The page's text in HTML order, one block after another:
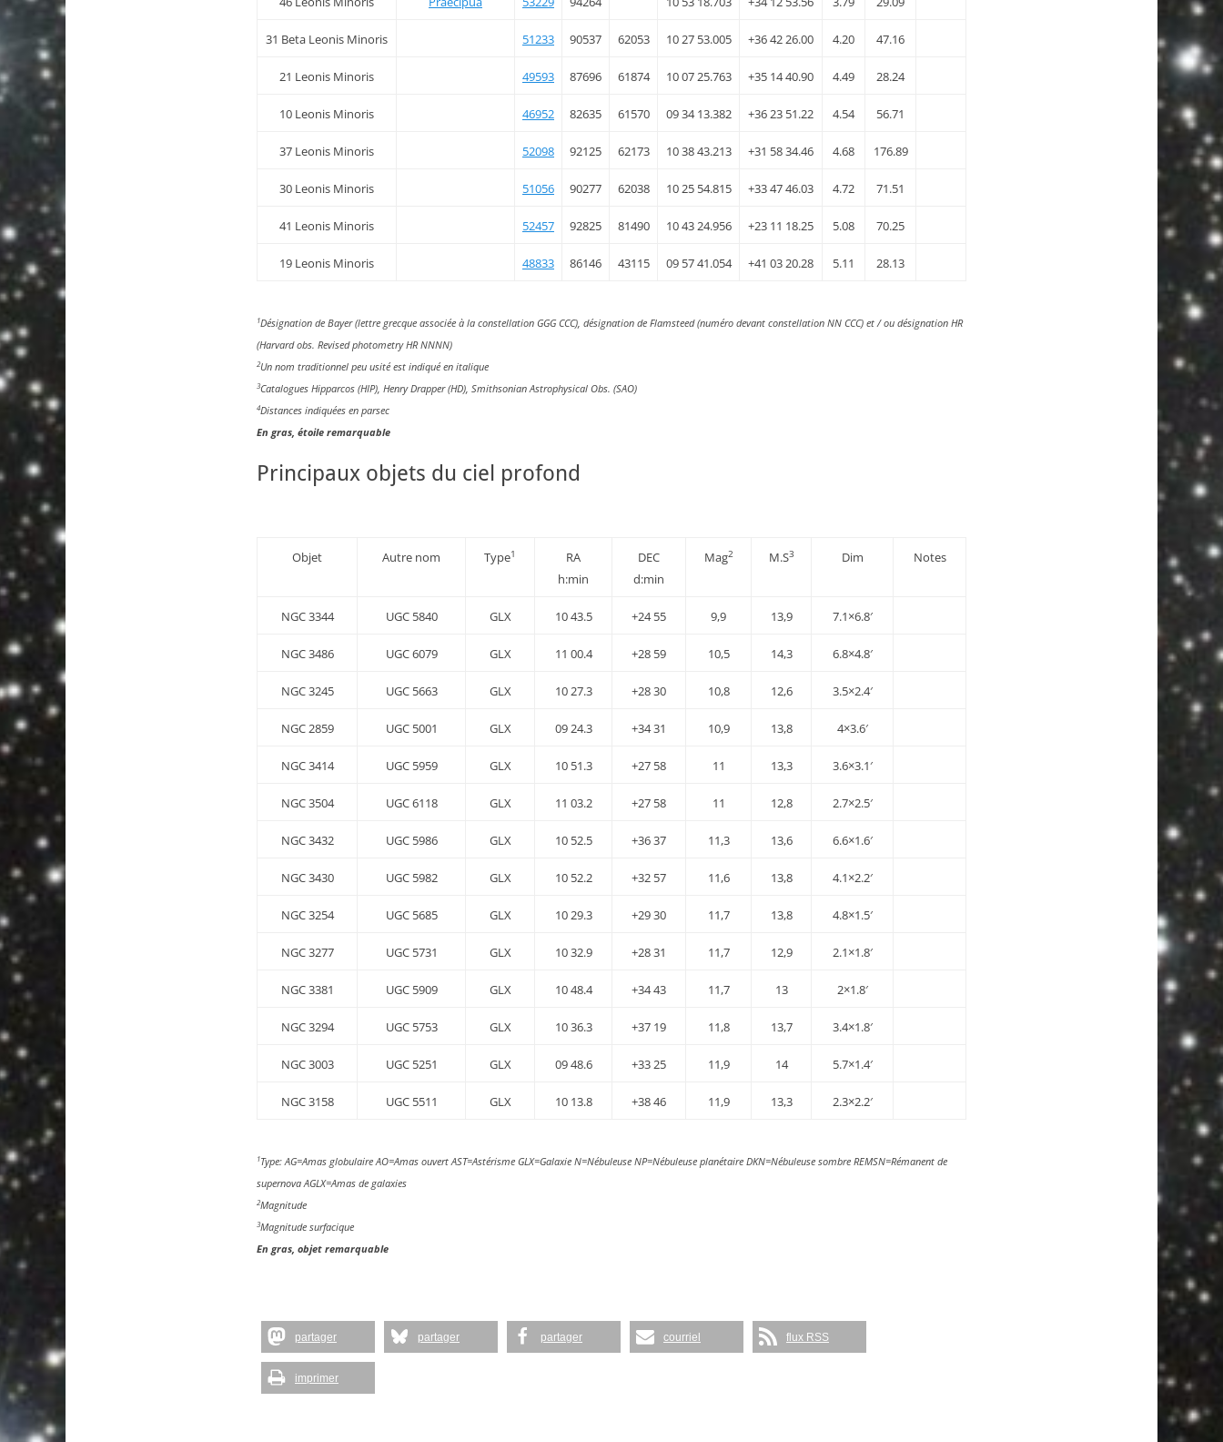
31 Beta Leonis Minoris 51233 90537 62053 10 27 53.005 +36 42 26.00 4.20 47.16
21 Leonis Minoris 49593 87696 61874 10 07 25.763 +35 14 40.90 4.49 28.24
10 Leonis Minoris 46952 82635 61570 09 34 13.382 +36 23 51.22 4.54 56.71
37 Leonis Minoris 52098 92125 62173 10 38 43.213 +31 58 34.46 4.68 176.89
30 Leonis Minoris 51056 90277 62038 10 25 54.815 +33 47 46.03 4.72 71.51
41 Leonis Minoris 52457 92825 81490 10 43 24.956 +23 11 18.25 5.08 70.25
19 Leonis Minoris 48833 86146 43115 09 57 41.054 +41 03 20.28 5.11 28.13
1Désignation de Bayer (lettre grecque associée à la constellation GGG CCC), désignation de Flamsteed (numéro devant constellation NN CCC) et / ou désignation HR
(Harvard obs. Revised photometry HR NNNN)
2Un nom traditionnel peu usité est indiqué en italique
3Catalogues Hipparcos (HIP), Henry Drapper (HD), Smithsonian Astrophysical Obs. (SAO)
4Distances indiquées en parsec
En gras, étoile remarquable
Principaux objets du ciel profond
Objet Autre nom Type1
RA
h:min
DEC
d:min
Mag2 M.S3 Dim Notes
NGC 3344 UGC 5840 GLX 10 43.5 +24 55 9,9 13,9 7.1×6.8′
NGC 3486 UGC 6079 GLX 11 00.4 +28 59 10,5 14,3 6.8×4.8′
NGC 3245 UGC 5663 GLX 10 27.3 +28 30 10,8 12,6 3.5×2.4′
NGC 2859 UGC 5001 GLX 09 24.3 +34 31 10,9 13,8 4×3.6′
NGC 3414 UGC 5959 GLX 10 51.3 +27 58 11 13,3 3.6×3.1′
NGC 3504 UGC 6118 GLX 11 03.2 +27 58 11 12,8 2.7×2.5′
NGC 3432 UGC 5986 GLX 10 52.5 +36 37 11,3 13,6 6.6×1.6′
NGC 3430 UGC 5982 GLX 10 52.2 +32 57 11,6 13,8 4.1×2.2′
NGC 3254 UGC 5685 GLX 10 29.3 +29 30 11,7 13,8 4.8×1.5′
NGC 3277 UGC 5731 GLX 10 32.9 +28 31 11,7 12,9 2.1×1.8′
NGC 3381 UGC 5909 GLX 10 48.4 +34 43 11,7 13 2×1.8′
NGC 3294 UGC 5753 GLX 10 36.3 +37 19 11,8 13,7 3.4×1.8′
NGC 3003 UGC 5251 GLX 09 48.6 +33 25 11,9 14 5.7×1.4′
NGC 3158 UGC 5511 GLX 10 13.8 +38 46 11,9 13,3 2.3×2.2′
1Type: AG=Amas globulaire AO=Amas ouvert AST=Astérisme GLX=Galaxie N=Nébuleuse NP=Nébuleuse planétaire DKN=Nébuleuse sombre REMSN=Rémanent de
supernova AGLX=Amas de galaxies
2Magnitude
3Magnitude surfacique
En gras, objet remarquable
partager partager partager courriel flux RSS
imprimer